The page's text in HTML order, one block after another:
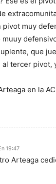
pivot muy
muuy
que
al tercer pivot,
en la
19:47
Arteaga